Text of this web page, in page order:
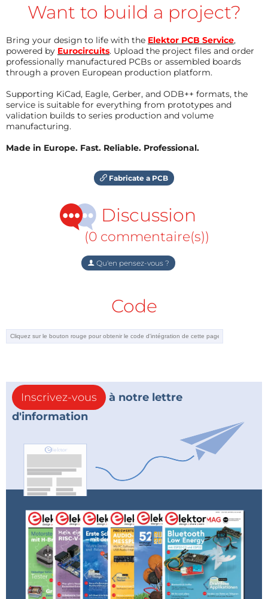
Want to build a project?
Bring your design to life with the Elektor PCB Service,
powered by Eurocircuits. Upload the project files and order
professionally manufactured PCBs or assembled boards
through a proven European production platform.
Supporting KiCad, Eagle, Gerber, and ODB++ formats, the
service is suitable for everything from prototypes and
validation builds to series production and volume
manufacturing.
Made in Europe. Fast. Reliable. Professional.
Fabricate a PCB
Discussion
(0 commentaire(s))
Qu'en pensez-vous ?
Code
Inscrivez-vous
à notre lettre
d'information